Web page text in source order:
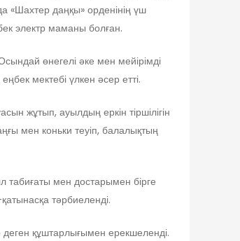
«Шахтер даңқы» орденінің үш
электр маманы болған.
өнегелі әке мен мейірімді
мектебі үлкен әсер етті.
жұтып, ауылдың еркін тіршілігін
мен коньки теуіп, балалықтың
табиғаты мен достарымен бірге
тәрбиеленді.
деген құштарлығымен ерекшеленді.